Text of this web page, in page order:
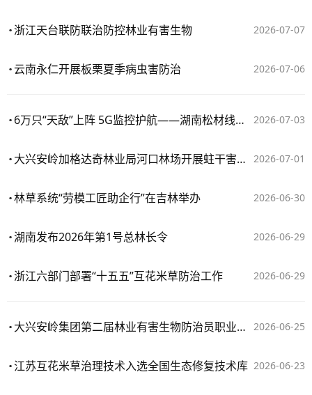
2026-07-07
浙江天台联防联治防控林业有害生物
2026-07-06
云南永仁开展板栗夏季病虫害防治
2026-07-03
6万只“天敌”上阵 5G监控护航——湖南松材线虫病疫情防控一线见闻
2026-07-01
大兴安岭加格达奇林业局河口林场开展蛀干害虫防控工作
2026-06-30
林草系统“劳模工匠助企行”在吉林举办
2026-06-29
湖南发布2026年第1号总林长令
2026-06-29
浙江六部门部署“十五五”互花米草防治工作
2026-06-25
大兴安岭集团第二届林业有害生物防治员职业技能竞赛举办
2026-06-23
江苏互花米草治理技术入选全国生态修复技术库